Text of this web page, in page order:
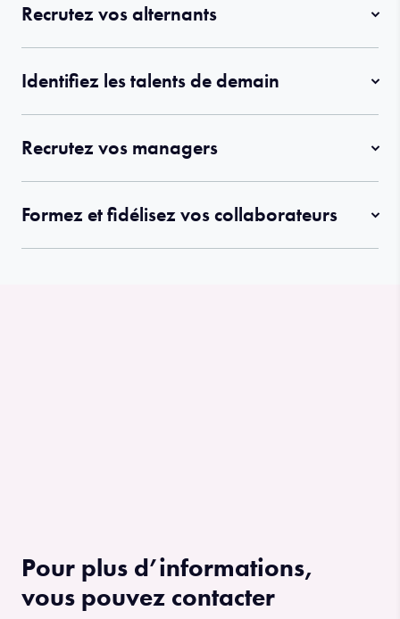
Recrutez vos alternants
Identifiez les talents de demain
Recrutez vos managers
Formez et fidélisez vos collaborateurs
Pour plus d’informations,
vous pouvez contacter